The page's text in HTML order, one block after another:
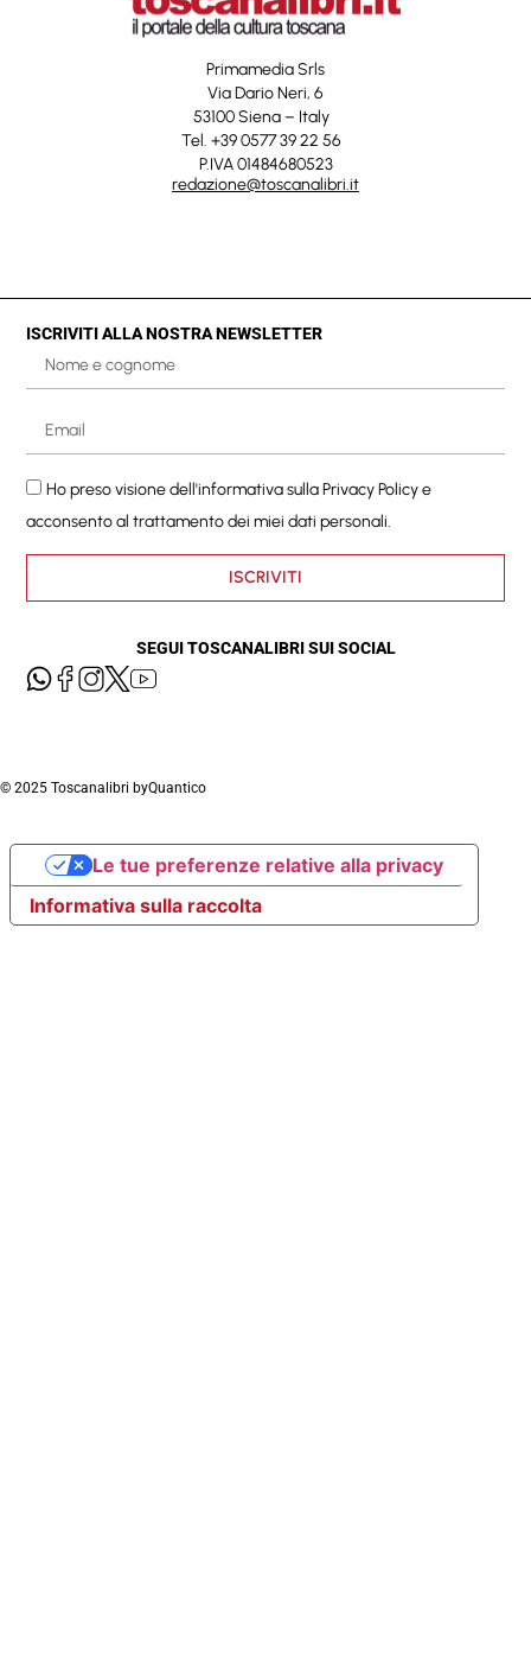
Primamedia Srls
Via Dario Neri, 6
53100 Siena – Italy
Tel. +39 0577 39 22 56
P.IVA 01484680523
redazione@toscanalibri.it
ISCRIVITI ALLA NOSTRA NEWSLETTER
Ho preso visione dell'informativa sullaPrivacy Policye
acconsento al trattamento dei miei dati personali.
ISCRIVITI
SEGUI TOSCANALIBRI SUI SOCIAL
© 2025 Toscanalibri byQuantico
Informativa sulla raccolta
Le tue preferenze relative alla privacy